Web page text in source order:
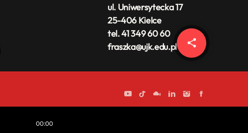
00:00
share
email
ul. Uniwersytecka 17
25-406 Kielce
tel. 41 349 60 60
fraszka@ujk.edu.pl